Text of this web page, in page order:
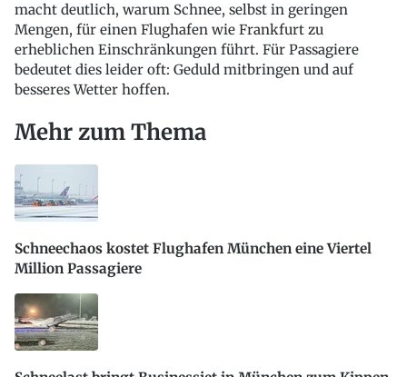
macht deutlich, warum Schnee, selbst in geringen
Mengen, für einen Flughafen wie Frankfurt zu
erheblichen Einschränkungen führt. Für Passagiere
bedeutet dies leider oft: Geduld mitbringen und auf
besseres Wetter hoffen.
Mehr zum Thema
Schneechaos kostet Flughafen München eine Viertel
Million Passagiere